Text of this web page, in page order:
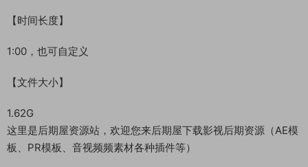
【时间长度】
1:00，也可自定义
【文件大小】
1.62G
这里是后期屋资源站，欢迎您来后期屋下载影视后期资源（AE模
板、PR模板、音视频频素材各种插件等）